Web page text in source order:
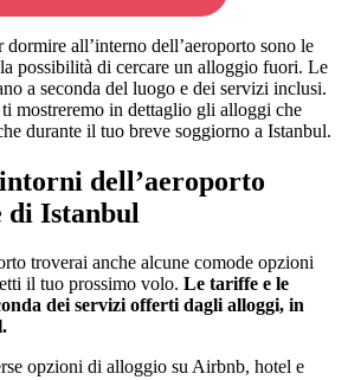
all’interno dell’aeroporto sono le
possibilità di cercare un alloggio fuori. Le
a seconda del luogo e dei servizi inclusi.
mostreremo in dettaglio gli alloggi che
durante il tuo breve soggiorno a Istanbul.
dell’aeroporto
di Istanbul
troverai anche alcune comode opzioni
il tuo prossimo volo. Le tariffe e le
dei servizi offerti dagli alloggi, in
opzioni di alloggio su Airbnb, hotel e